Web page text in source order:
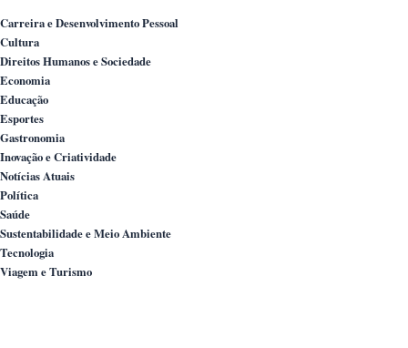
Carreira e Desenvolvimento Pessoal
Cultura
Direitos Humanos e Sociedade
Economia
Educação
Esportes
Gastronomia
Inovação e Criatividade
Notícias Atuais
Política
Saúde
Sustentabilidade e Meio Ambiente
Tecnologia
Viagem e Turismo